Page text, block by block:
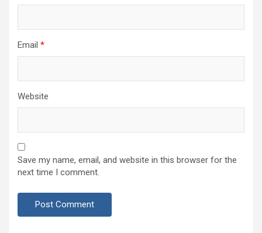
Email *
Website
Save my name, email, and website in this browser for the
next time I comment.